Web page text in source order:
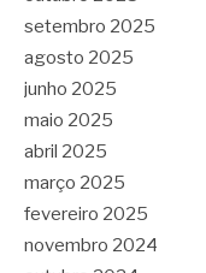
setembro 2025
agosto 2025
junho 2025
maio 2025
abril 2025
março 2025
fevereiro 2025
novembro 2024